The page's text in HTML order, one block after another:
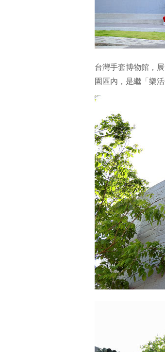
台灣手套博物館，
園區內，是繼「樂